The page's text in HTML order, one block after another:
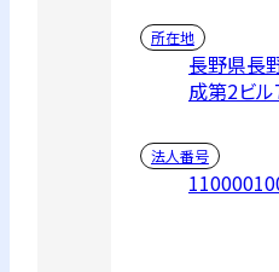
所在地
長野県長
成第2ビ
法人番号